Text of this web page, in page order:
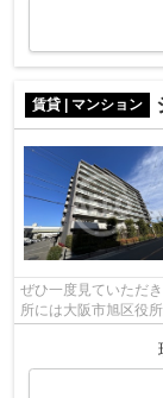
賃貸 | マンション
ぜひ一度見ていただ
所には大阪市旭区役